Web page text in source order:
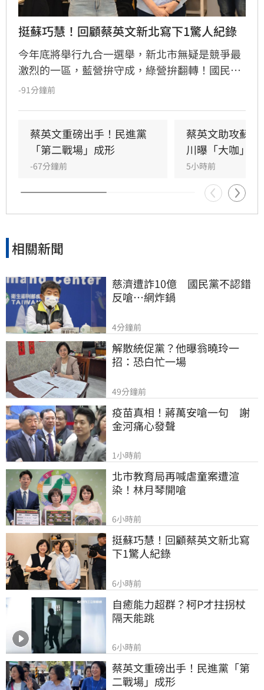
挺蘇巧慧！回顧蔡英文新北寫下1驚人紀錄
今年底將舉行九合一選舉，新北市無疑是競爭最
激烈的一區，藍營拚守成，綠營拚翻轉！國民黨
參選人李四川與民進黨參選人蘇巧慧民調更是呈
主委時，蔡英文一口就答應。完成兩屆總統任期
的蔡英文，除了挾帶超高人氣之外，新北更是她
的「政壇起家厝」，三度在此橫掃百萬票，有望
-91分鐘前
蔡英文重磅出手！民進黨
「第二戰場」成形
-67分鐘前
蔡英文助攻蘇
川曝「大咖」應
5小時前
相關新聞
慈濟遭詐10億　國民黨不認錯
反嗆⋯網炸鍋
4分鐘前
解散統促黨？他曝翁曉玲一
招：恐白忙一場
49分鐘前
疫苗真相！蔣萬安嗆一句　謝
金河痛心發聲
1小時前
北市教育局再喊虐童案遭渲
染！林月琴開嗆
6小時前
挺蘇巧慧！回顧蔡英文新北寫
下1驚人紀錄
6小時前
自癒能力超群？柯P才拄拐杖
隔天能跳
6小時前
蔡英文重磅出手！民進黨「第
二戰場」成形